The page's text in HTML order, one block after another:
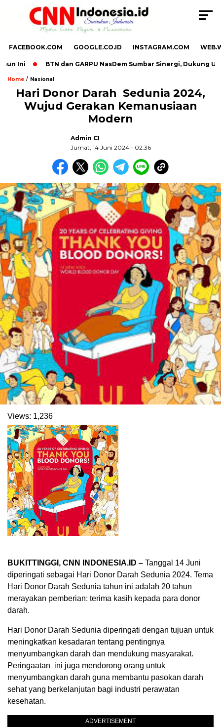
FACEBOOK.COM GOOGLE.CO.ID INSTAGRAM.COM
Ini BTN dan GARPU NasDem Sumbar Sinergi, Dukung
Home / Nasional
Hari Donor Darah Sedunia 2024,
Wujud Gerakan Kemanusiaan
Modern
Admin CI
Jumat, 14 Juni 2024 - 02:36
Views: 1,236
BUKITTINGGI, CNN INDONESIA.ID – Tanggal 14 Juni
diperingati sebagai Hari Donor Darah Sedunia 2024. Tema
Hari Donor Darah Sedunia tahun ini adalah 20 tahun
merayakan pemberian: terima kasih kepada para donor
darah.
Hari Donor Darah Sedunia diperingati dengan tujuan untuk
meningkatkan kesadaran tentang pentingnya
menyumbangkan darah dan mendukung masyarakat.
Peringaatan ini juga mendorong orang untuk
menyumbangkan darah guna membantu pasokan darah
sehat yang berkelanjutan bagi industri perawatan
kesehatan.
ADVERTISEMENT
. Ukuran gambar 480px x 600px